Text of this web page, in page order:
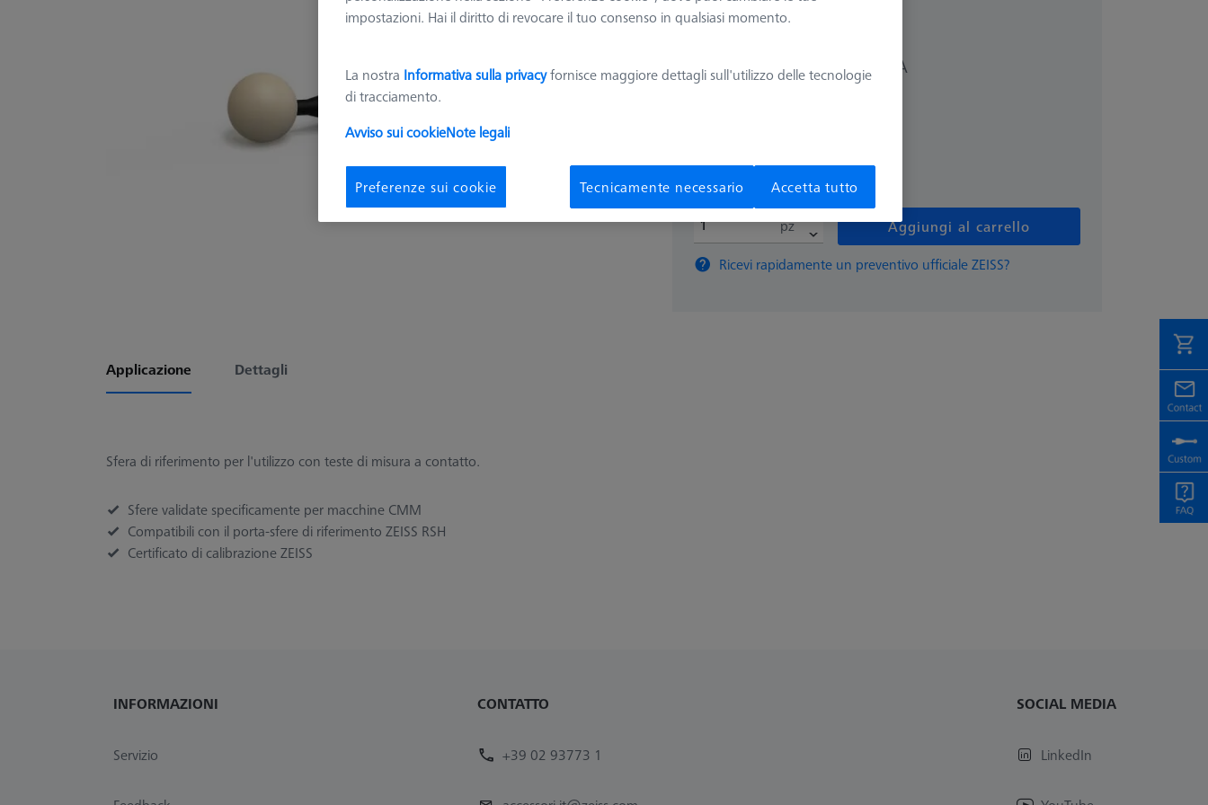
600332-8455-000
405,56 € più IVA
pz
Aggiungi al carrello
Ricevi rapidamente un preventivo ufficiale ZEISS?
Applicazione Dettagli
Sfera di riferimento per l'utilizzo con teste di misura a contatto.
Sfere validate specificamente per macchine CMM
Compatibili con il porta-sfere di riferimento ZEISS RSH
Certificato di calibrazione ZEISS
INFORMAZIONI
Servizio
CONTATTO
+39 02 93773 1
SOCIAL MEDIA
LinkedIn
impostazioni. Hai il diritto di revocare il tuo consenso in qualsiasi momento.
La nostra Informativa sulla privacyfornisce maggiore dettagli sull'utilizzo delle tecnologie
di tracciamento.
Avviso sui cookieNote legali
Preferenze sui cookie Tecnicamente necessario Accetta tutto